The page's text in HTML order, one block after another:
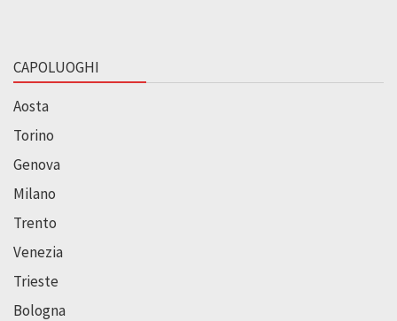
CAPOLUOGHI
Aosta
Torino
Genova
Milano
Trento
Venezia
Trieste
Bologna